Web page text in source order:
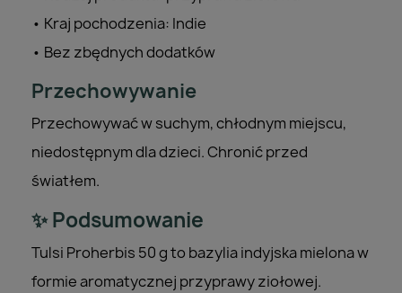
• Kraj pochodzenia: Indie
• Bez zbędnych dodatków
Przechowywanie
Przechowywać w suchym, chłodnym miejscu,
niedostępnym dla dzieci. Chronić przed
światłem.
✨ Podsumowanie
Tulsi Proherbis 50 g to bazylia indyjska mielona w
formie aromatycznej przyprawy ziołowej.